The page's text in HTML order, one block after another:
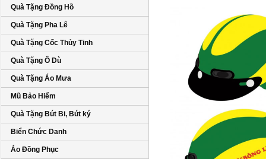
Quà Tặng Đồng Hồ
Quà Tặng Pha Lê
Quà Tặng Cốc Thủy Tinh
Quà Tặng Ô Dù
Quà Tặng Áo Mưa
Mũ Bảo Hiểm
Quà Tặng Bút Bi, Bút ký
Biển Chức Danh
Áo Đồng Phục